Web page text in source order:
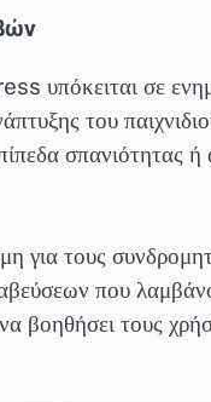
υπόκειται σε
του
σπανιότητας ή
για τους
που
βοηθήσει τους